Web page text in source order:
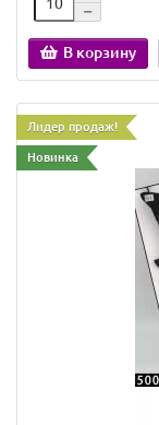
В корзину
Лидер продаж!
Новинка